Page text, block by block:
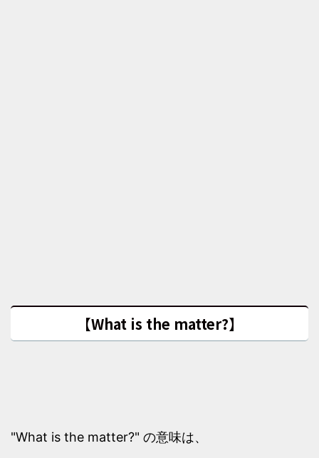
【What is the matter?】
"What is the matter?" の意味は、